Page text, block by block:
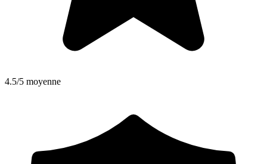
4.5/5 moyenne